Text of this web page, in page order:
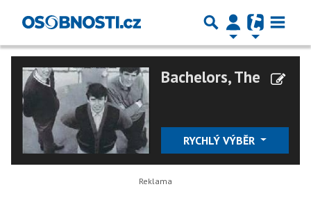
Bachelors, The
RYCHLÝ VÝBĚR